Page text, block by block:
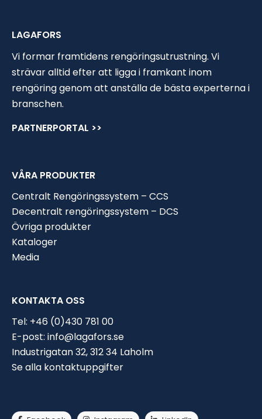
Välj bransch
Jag har en regöringslösning
LAGAFORS
Vi formar framtidens rengöringsutrustning. Vi
strävar alltid efter att ligga i framkant inom
rengöring genom att anställa de bästa experterna i
branschen.
PARTNERPORTAL >>
VÅRA PRODUKTER
Centralt Rengöringssystem – CCS
Decentralt rengöringssystem – DCS
Övriga produkter
Kataloger
Media
KONTAKTA OSS
Tel: +46 (0)430 781 00
E-post: info@lagafors.se
Industrigatan 32, 312 34 Laholm
Se alla kontaktuppgifter